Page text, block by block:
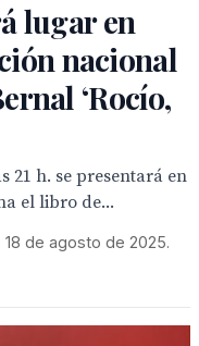
lugar en
nacional
‘Rocío,
21 h. se presentará en
el libro de...
de agosto de 2025.